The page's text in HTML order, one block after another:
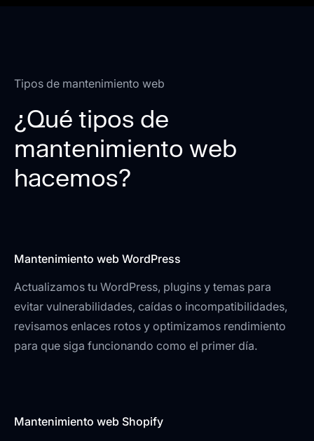
Tipos de mantenimiento web
¿Qué tipos de
mantenimiento web
hacemos?
Mantenimiento web WordPress
Actualizamos tu WordPress, plugins y temas para
evitar vulnerabilidades, caídas o incompatibilidades,
revisamos enlaces rotos y optimizamos rendimiento
para que siga funcionando como el primer día.
Mantenimiento web Shopify